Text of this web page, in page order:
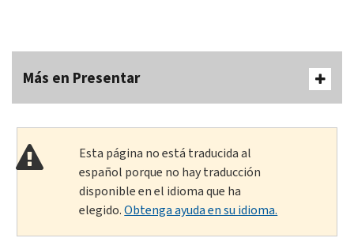
Más en Presentar
Esta página no está traducida al
español porque no hay traducción
disponible en el idioma que ha
elegido.Obtenga ayuda en su idioma.